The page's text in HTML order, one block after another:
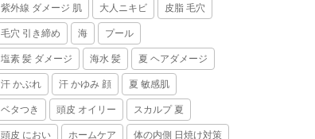
紫外線 ダメージ 肌 大人ニキビ 皮脂 毛穴
毛穴 引き締め 海 プール
塩素 髪 ダメージ 海水 髪 夏 ヘアダメージ
汗 かぶれ 汗 かゆみ 顔 夏 敏感肌
ベタつき 頭皮 オイリー スカルプ 夏
頭皮 におい ホームケア 体の内側 日焼け対策